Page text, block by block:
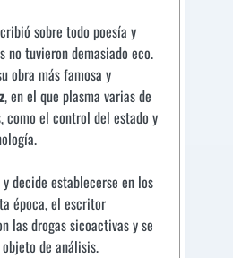
sobre todo poesía y
no tuvieron demasiado eco.
obra más famosa y
, en el que plasma varias de
como el control del estado y
y decide establecerse en los
época, el escritor
las drogas sicoactivas y se
de análisis.